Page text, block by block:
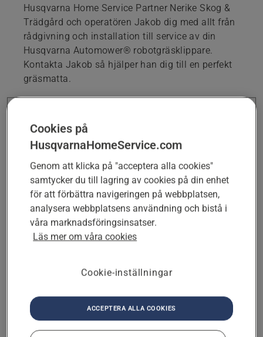
Husqvarna Home Service Partner Nerike Skog &
Trädgård och operatören Jakob dig med allt från
rådgivning och installation till service av din
Husqvarna Automower® robotgräsklippare.
Kontakta Jakob så hjälper han dig till en perfekt
gräsmatta.
0702602246
BOKA RÅDGIVNING ELLER HÄLSOKONTROLL
KONTAKTFÖRFRÅGAN FÖR ANDRA TJÄNSTER
Du har valt som din
partner.
TA BORT
Cookies på
HusqvarnaHomeService.com
Genom att klicka på "acceptera alla cookies"
samtycker du till lagring av cookies på din enhet
för att förbättra navigeringen på webbplatsen,
analysera webbplatsens användning och bistå i
våra marknadsföringsinsatser.
Läs mer om våra cookies
Cookie-inställningar
ACCEPTERA ALLA COOKIES